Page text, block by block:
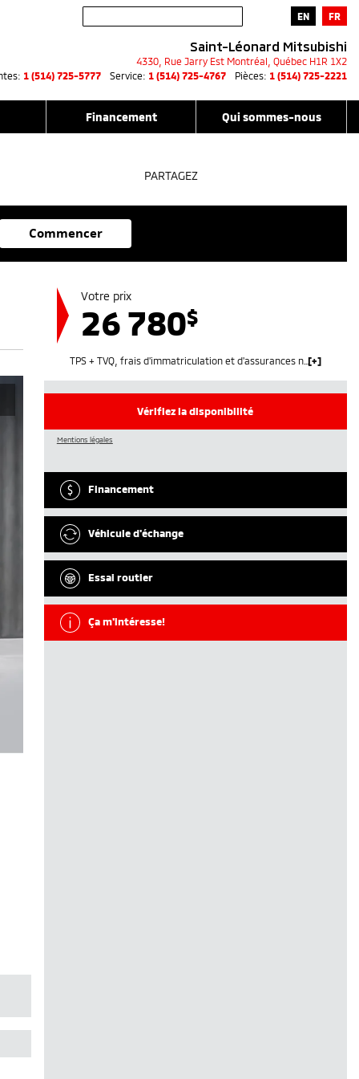
EN FR
Saint-Léonard Mitsubishi
4330, Rue Jarry Est Montréal Québec H1R 1X2
1 (514) 725-5777 Service: 1 (514) 725-4767 Pièces: 1 (514) 725-2221
Financement Qui sommes-nous
PARTAGEZ
Commencer
Votre prix
26 780$
TPS + TVQ, frais d'immatriculation et d'assurances non inclus.
Vérifiez la disponibilité
Mentions légales
Financement
Véhicule d'échange
Essai routier
Ça m'intéresse!